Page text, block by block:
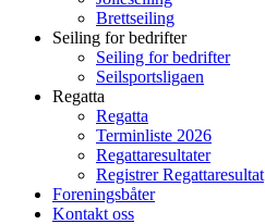
Brettseiling
Seiling for bedrifter
Seiling for bedrifter
Seilsportsligaen
Regatta
Regatta
Terminliste 2026
Regattaresultater
Registrer Regattaresultat
Foreningsbåter
Kontakt oss